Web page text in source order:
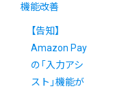
機能改善
【告知】
Amazon Pay
の「入力アシ
スト」機能が